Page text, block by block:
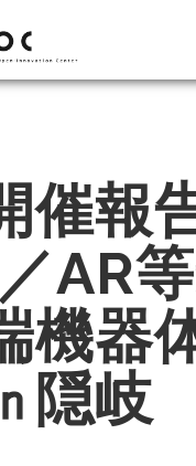
催報
AR
機器
隠岐